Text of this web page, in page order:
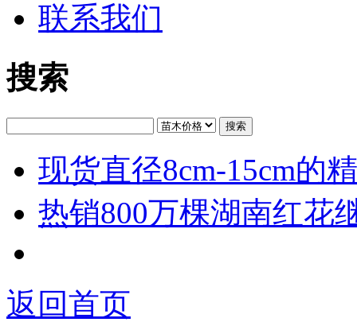
联系我们
搜索
搜索
现货直径8cm-15cm的
热销800万棵湖南红花
返回首页